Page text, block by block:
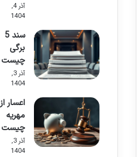
آذر 4,
1404
سند 5
برگی
چیست
آذر 3,
1404
اعسار از
مهریه
چیست
آذر 3,
1404